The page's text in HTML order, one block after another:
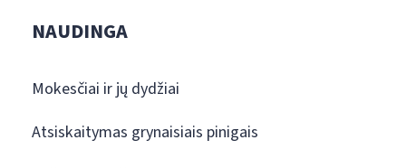
NAUDINGA
Mokesčiai ir jų dydžiai
Atsiskaitymas grynaisiais pinigais